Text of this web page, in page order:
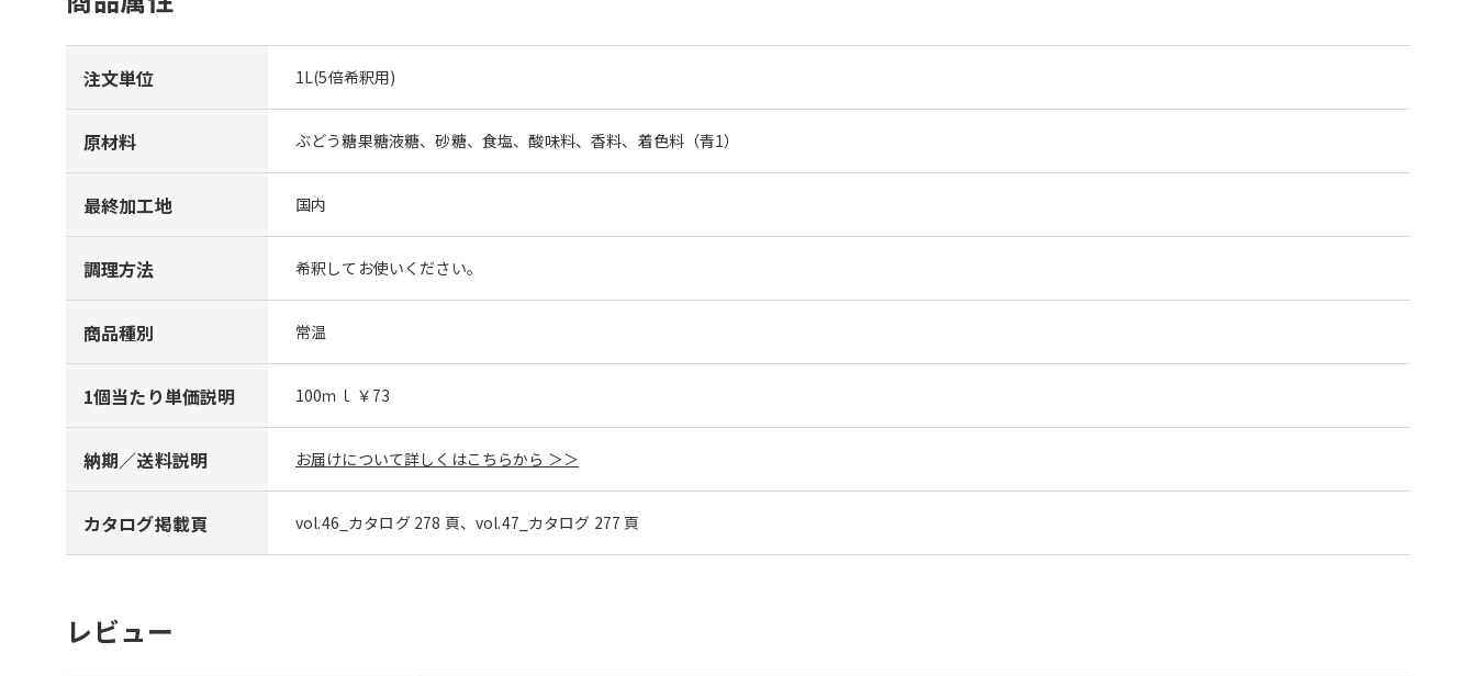
注文単位 1L(5倍希釈用)
原材料 ぶどう糖果糖液糖、砂糖、食塩、酸味料、香料、着色料（青1）
最終加工地 国内
調理方法 希釈してお使いください。
商品種別 常温
1個当たり単価説明 100ｍｌ ￥73
納期／送料説明 お届けについて詳しくはこちらから ＞＞
カタログ掲載頁 vol.46_カタログ 278 頁、vol.47_カタログ 277 頁
レビュー